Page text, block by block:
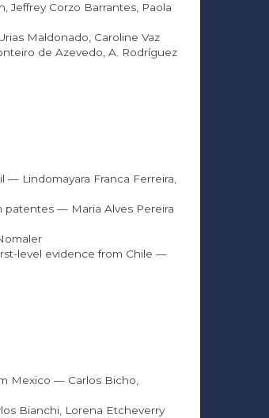
Jeffrey Corzo Barrantes, Paola
Maldonado, Caroline Vaz
de Azevedo, A. Rodríguez
Lindomayara Franca Ferreira,
patentes — Maria Alves Pereira
level evidence from Chile —
Mexico — Carlos Bicho,
Bianchi, Lorena Etcheverry